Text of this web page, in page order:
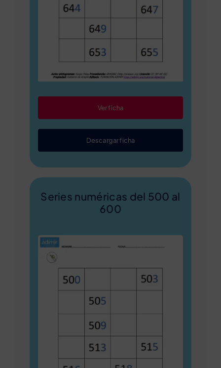
Ver ficha
Descargar ficha
Series numéricas del 500 al
600